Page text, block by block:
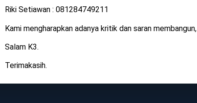
Riki Setiawan : 081284749211
Kami mengharapkan adanya kritik dan saran
Salam K3.
Terimakasih.